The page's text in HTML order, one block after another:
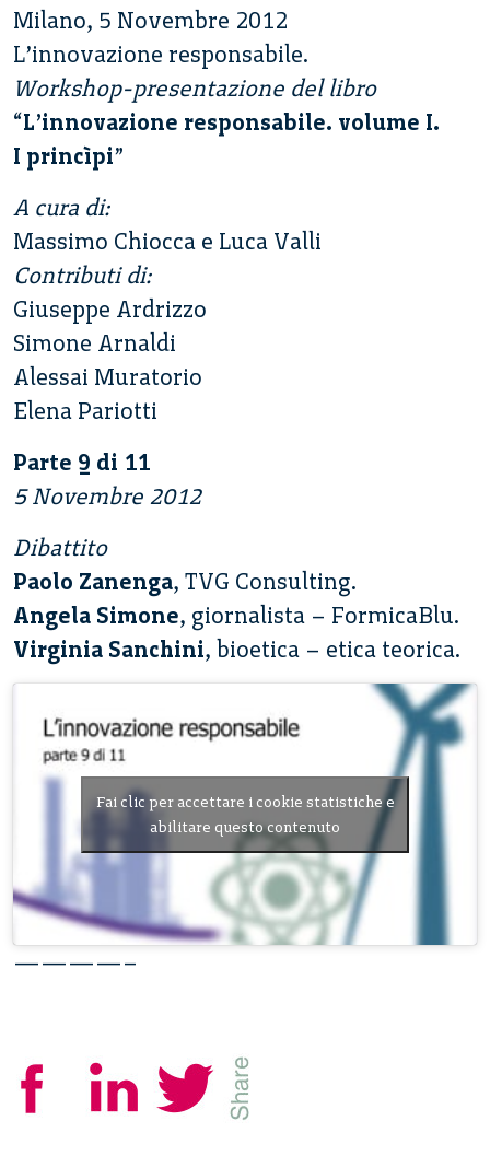
Milano, 5 Novembre 2012
L’innovazione responsabile.
Workshop-presentazione del libro
“L’innovazione responsabile. volume I.
I princìpi”
A cura di:
Massimo Chiocca e Luca Valli
Contributi di:
Giuseppe Ardrizzo
Simone Arnaldi
Alessai Muratorio
Elena Pariotti
Parte 9 di 11
5 Novembre 2012
Dibattito
Paolo Zanenga, TVG Consulting.
Angela Simone, giornalista – FormicaBlu.
Virginia Sanchini, bioetica – etica teorica.
Fai clic per accettare i cookie statistiche e
abilitare questo contenuto
————–